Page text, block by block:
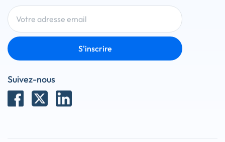
S'inscrire
Suivez-nous